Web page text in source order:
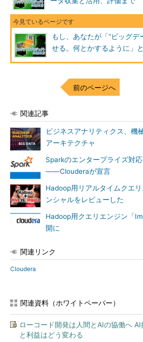
「ビッグデータ基盤を成功させる」た
ビッグデータ基盤は、過去のシステム
タに対する費用対効果の高いシステムで
なシステムではありません。上層部を納
最初のプロジェクトでは、
計」に取り組むことを推奨します。Web
をバッチ集計して、KPI（Key
指標）を算出するのにHadoop上で高速化
の事例があるので、成果を見込めるから
ログ集計の速報性を改善すれば、より鮮
きるようになります。つまり、経営層や
ッグデータ基盤の効果を示すのに適する
ロジェクトで成功を収め、次のプロジェ
ょう。
ません。ビッグデータ基盤は初期投資が
で、最初のプロジェクトだけではまだそ
従来のITシステムの考え方ならば、別
のシステムとして構築していたかもしれ
データ基盤が既にあれば、この基盤に相
もし、あなたが「“ビッグデ
せる。何とかするように」
前のページへ
関連記事
ビジネスアナリティクス、機
アーキテクチャ
Sparkのエンタープライズ対応
――Clouderaが宣言
Hadoop用リアルタイムクエ
ンシャルをレビューした
Hadoop用クエリエンジン「
開に
関連リンク
Cloudera
関連資料（ホワイトペーパー）
ローコード開発は人間とAIの協働へ
と利益はどう変わる